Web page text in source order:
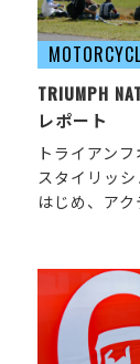
TRIUMPH
レポート
トライアン
スタイリッ
はじめ、アク